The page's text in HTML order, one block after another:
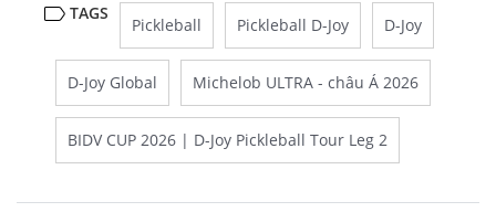
TAGS
Pickleball Pickleball D-Joy D-Joy
D-Joy Global Michelob ULTRA - châu Á 2026
BIDV CUP 2026 | D-Joy Pickleball Tour Leg 2